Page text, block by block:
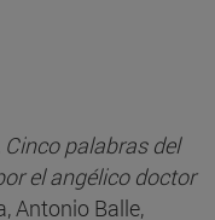
Cinco palabras del
el angélico doctor
Antonio Balle,